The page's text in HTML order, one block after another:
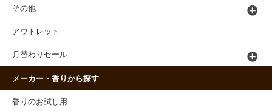
その他
アウトレット
月替わりセール
メーカー・香りから探す
香りのお試し用